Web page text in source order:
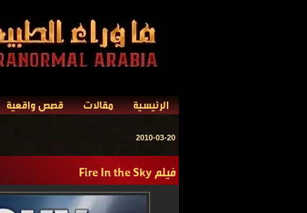
الرئيسية مقالات قصص واقعية
2010-03-20
فيلم Fire In the Sky